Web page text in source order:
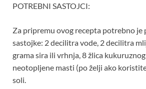
POTREBNI SASTOJCI:
Za pripremu ovog recepta potrebno je
sastojke: 2 decilitra vode, 2 decilitra
grama sira ili vrhnja, 8 žlica
neotopljene masti (po želji ako
soli.